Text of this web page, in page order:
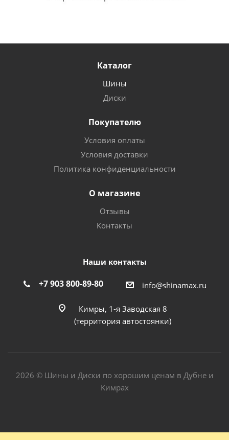
Каталог
Шины
Диски
Покупателю
Условия оплаты
Условия доставки
Политика конфиденциальности
О магазине
Отзывы
Контакты
Наши контакты
+7 903 800-89-80 info@shinamax.ru
Кимры, 1-я Заводская 8
(территория автостоянки)
2026 © Шины и Диски по хорошим ценам в Дубне и
Кимрах